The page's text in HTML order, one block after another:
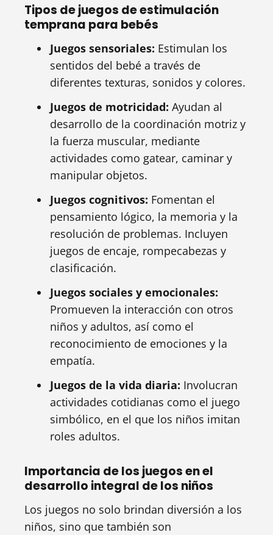
Tipos de juegos de estimulación
temprana para bebés
Juegos sensoriales: Estimulan los
sentidos del bebé a través de
diferentes texturas, sonidos y colores.
Juegos de motricidad: Ayudan al
desarrollo de la coordinación motriz y
la fuerza muscular, mediante
actividades como gatear, caminar y
manipular objetos.
Juegos cognitivos: Fomentan el
pensamiento lógico, la memoria y la
resolución de problemas. Incluyen
juegos de encaje, rompecabezas y
clasificación.
Juegos sociales y emocionales:
Promueven la interacción con otros
niños y adultos, así como el
reconocimiento de emociones y la
empatía.
Juegos de la vida diaria: Involucran
actividades cotidianas como el juego
simbólico, en el que los niños imitan
roles adultos.
Importancia de los juegos en el
desarrollo integral de los niños
Los juegos no solo brindan diversión a los
niños, sino que también son